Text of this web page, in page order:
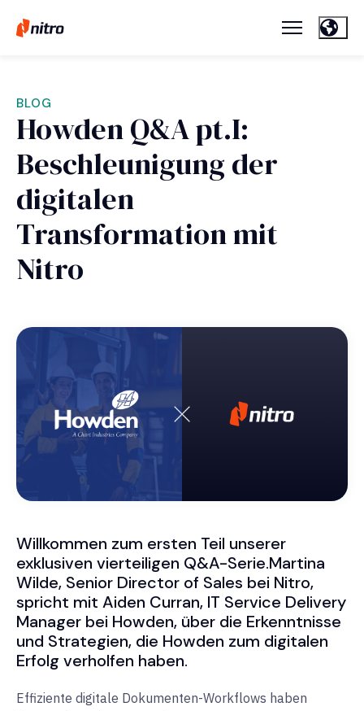
BLOG
Howden Q&A pt.I:
Beschleunigung der
digitalen
Transformation mit
Nitro
Willkommen zum ersten Teil unserer
exklusiven vierteiligen Q&A-Serie.Martina
Wilde, Senior Director of Sales bei Nitro,
spricht mit Aiden Curran, IT Service Delivery
Manager bei Howden, über die Erkenntnisse
und Strategien, die Howden zum digitalen
Erfolg verholfen haben.
Effiziente digitale Dokumenten-Workflows haben